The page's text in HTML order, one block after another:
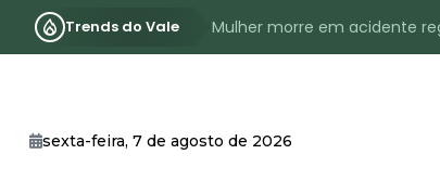
Trends do Vale
Mulher morre em acidente
Identificado o jovem
sexta-feira, 7 de agosto de 2026